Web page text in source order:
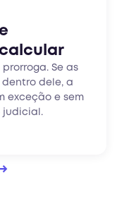
Se as
dele, a
exceção e sem
judicial.